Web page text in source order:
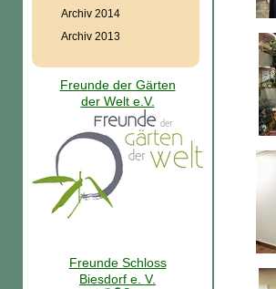
Archiv 2014
Archiv 2013
Freunde der Gärten
der Welt e.V.
Freunde Schloss
Biesdorf e. V.